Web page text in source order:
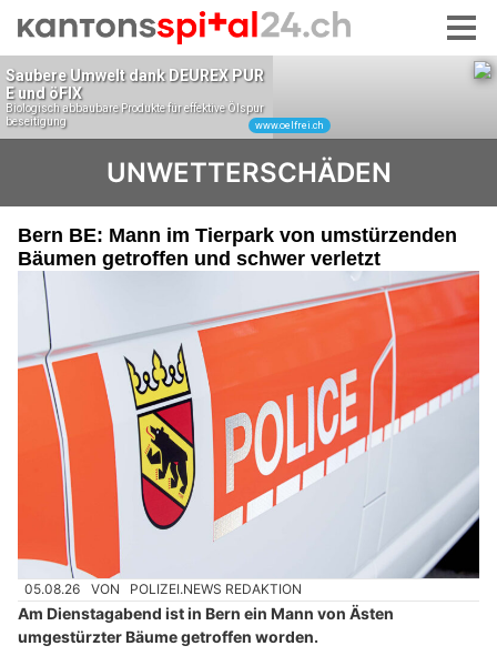
UNWETTERSCHÄDEN
Bern BE: Mann im Tierpark von umstürzenden
Bäumen getroffen und schwer verletzt
05.08.26 VON POLIZEI.NEWS REDAKTION
Am Dienstagabend ist in Bern ein Mann von Ästen
umgestürzter Bäume getroffen worden.